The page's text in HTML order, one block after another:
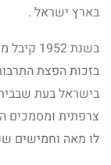
בארץ ישראל .
בשנת
בזכות הפצת
בישראל בעת
צרפתית ומסמכים
לו מאה וחמישים